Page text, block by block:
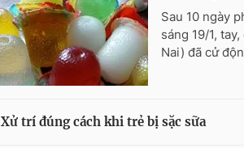
Sau 10 ngày
sáng 19/1,
Nai) đã cử
Xử trí đúng cách khi trẻ bị sặc sữa